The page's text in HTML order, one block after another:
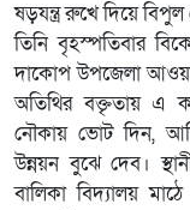
ষড়যন্ত্র রুখে দিয়ে
তিনি বৃহস্পতিবার
দাকোপ উপজেলা
অতিথির বক্তৃতায় এ
নৌকায় ভোট দিন,
উন্নয়ন বুঝে দেব।
বালিকা বিদ্যালয়